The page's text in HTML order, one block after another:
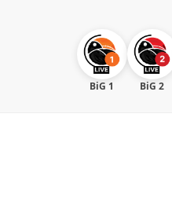
BiG 1 BiG 2